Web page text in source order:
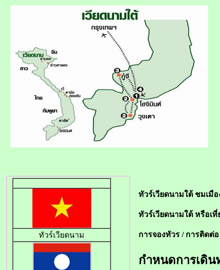
ทัวร์เวียดนาม
ทัวร์เวียดนามใต้ ชมเมื
ทัวร์เวียดนามใต้ หรือเ
การจองทัวร /การติดต่อ
กำหนดการเดิน